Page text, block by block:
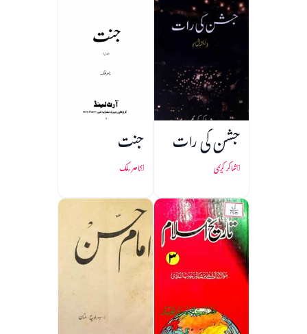
جشن کی رات
شاکر کریمی
جنت
ناصر ملک